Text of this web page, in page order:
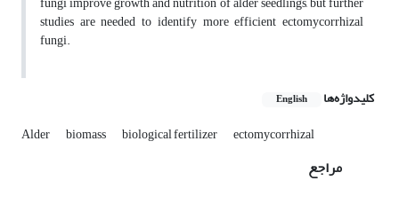
studies are needed to identify more efficient ectomycorrhizal
fungi.
کلیدواژه‌ها English
Alder biomass biological fertilizer ectomycorrhizal
مراجع